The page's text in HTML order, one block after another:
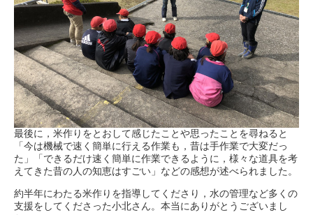
最後に，米作りをとおして感じたことや思ったことを尋ねると
「今は機械で速く簡単に行える作業も，昔は手作業で大変だっ
た」「できるだけ速く簡単に作業できるように，様々な道具を考
えてきた昔の人の知恵はすごい」などの感想が述べられました。
約半年にわたる米作りを指導してくださり，水の管理など多くの
支援をしてくださった小北さん。本当にありがとうございまし